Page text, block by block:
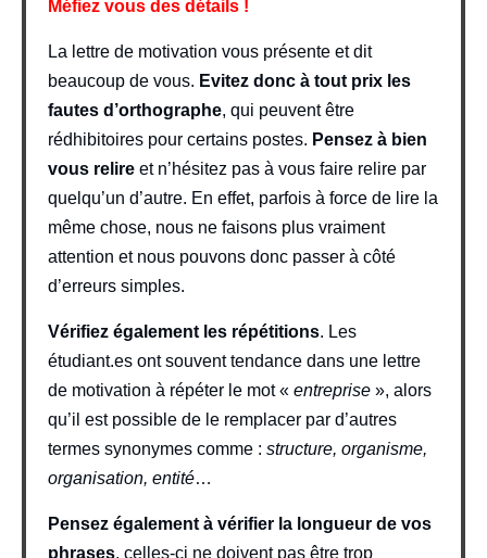
Méfiez vous des détails !
La lettre de motivation vous présente et dit
beaucoup de vous. Evitez donc à tout prix les
fautes d’orthographe, qui peuvent être
rédhibitoires pour certains postes. Pensez à bien
vous relire et n’hésitez pas à vous faire relire par
quelqu’un d’autre. En effet, parfois à force de lire la
même chose, nous ne faisons plus vraiment
attention et nous pouvons donc passer à côté
d’erreurs simples.
Vérifiez également les répétitions. Les
étudiant.es ont souvent tendance dans une lettre
de motivation à répéter le mot « entreprise », alors
qu’il est possible de le remplacer par d’autres
termes synonymes comme : structure, organisme,
organisation, entité…
Pensez également à vérifier la longueur de vos
phrases, celles-ci ne doivent pas être trop